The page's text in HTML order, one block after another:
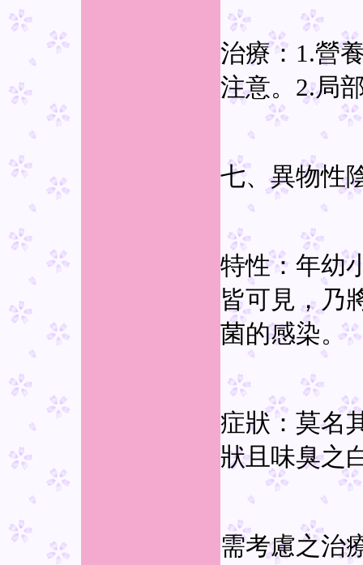
治療：1.營
注意。2.局
七、異物性
特性：年幼
皆可見，乃
菌的感染。
症狀：莫名
狀且味臭之
需考慮之治